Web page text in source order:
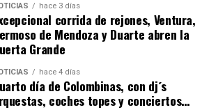
DE LAS FIESTAS COLOMBINAS
hace 3 días
corrida de rejones, Ventura,
de Mendoza y Duarte abren la
Grande
hace 4 días
día de Colombinas, con dj´s
coches topes y conciertos…